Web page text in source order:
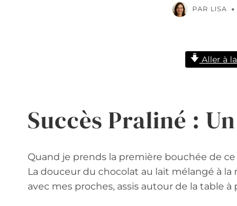
PAR LISA
Aller à
Succès Praliné :
Quand je prends la première bouchée de ce
La douceur du chocolat au lait mélangé à
avec mes proches, assis autour de la table